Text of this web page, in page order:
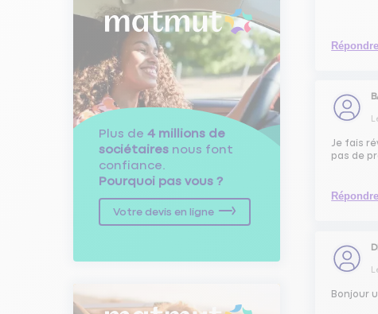
Plus de 4 millions de
sociétaires nous font
confiance.
Pourquoi pas vous ?
Votre devis en ligne
Répondre
Je fais
pas de
Répondre
Bonjour